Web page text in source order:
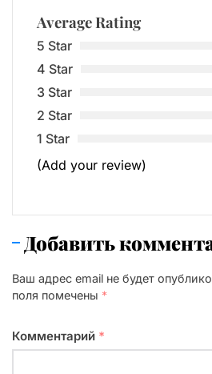
Average Rating
5 Star
4 Star
3 Star
2 Star
1 Star
(Add your review)
Добавить
Ваш адрес email не будет
поля помечены *
Комментарий *